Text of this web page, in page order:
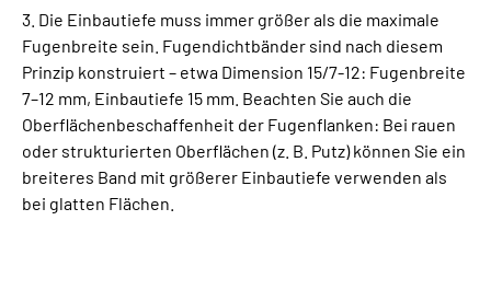
3. Die Einbautiefe muss immer größer als die maximale
Fugenbreite sein. Fugendichtbänder sind nach diesem
Prinzip konstruiert – etwa Dimension 15/7-12: Fugenbreite
7–12 mm, Einbautiefe 15 mm. Beachten Sie auch die
Oberflächenbeschaffenheit der Fugenflanken: Bei rauen
oder strukturierten Oberflächen (z. B. Putz) können Sie ein
breiteres Band mit größerer Einbautiefe verwenden als
bei glatten Flächen.